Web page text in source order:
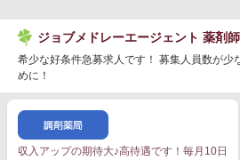
ジョブメドレーエージェント 薬剤
希少な好条件急募求人です！ 募集人員数が少
めに！
収入アップの期待大♪高待遇です！毎月10日